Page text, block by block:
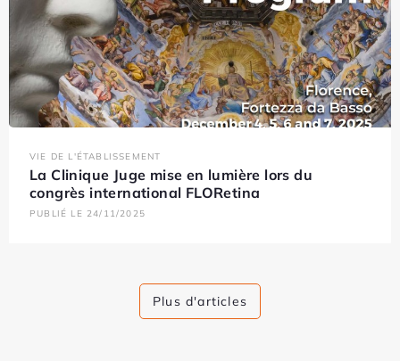
VIE DE L'ÉTABLISSEMENT
La Clinique Juge mise en lumière lors du
congrès international FLORetina
PUBLIÉ LE 24/11/2025
Plus d'articles